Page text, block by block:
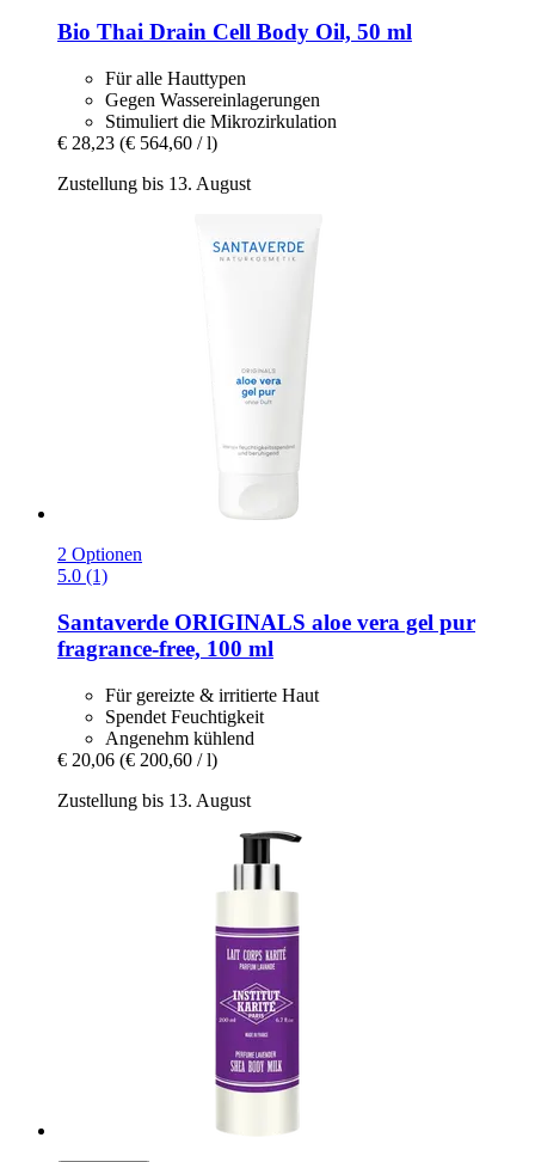
Bio Thai Drain Cell Body Oil, 50 ml
Für alle Hauttypen
Gegen Wassereinlagerungen
Stimuliert die Mikrozirkulation
€ 28,23 (€ 564,60 / l)
Zustellung bis 13. August
2 Optionen
5.0 (1)
Santaverde ORIGINALS aloe vera gel pur
fragrance-​free, 100 ml
Für gereizte & irritierte Haut
Spendet Feuchtigkeit
Angenehm kühlend
€ 20,06 (€ 200,60 / l)
Zustellung bis 13. August